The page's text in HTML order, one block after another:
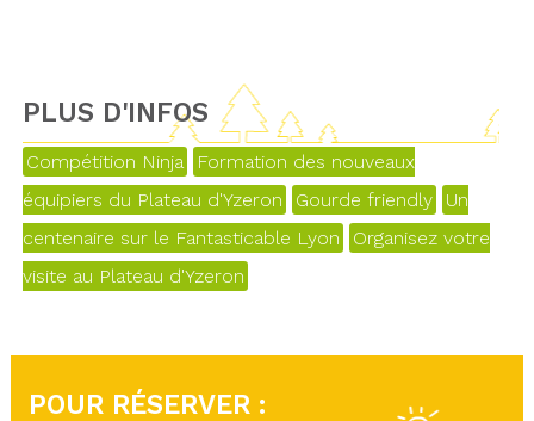
PLUS D'INFOS
Compétition Ninja
Formation des nouveaux
équipiers du Plateau d'Yzeron
Gourde friendly
Un
centenaire sur le Fantasticable Lyon
Organisez votre
visite au Plateau d'Yzeron
POUR RÉSERVER :